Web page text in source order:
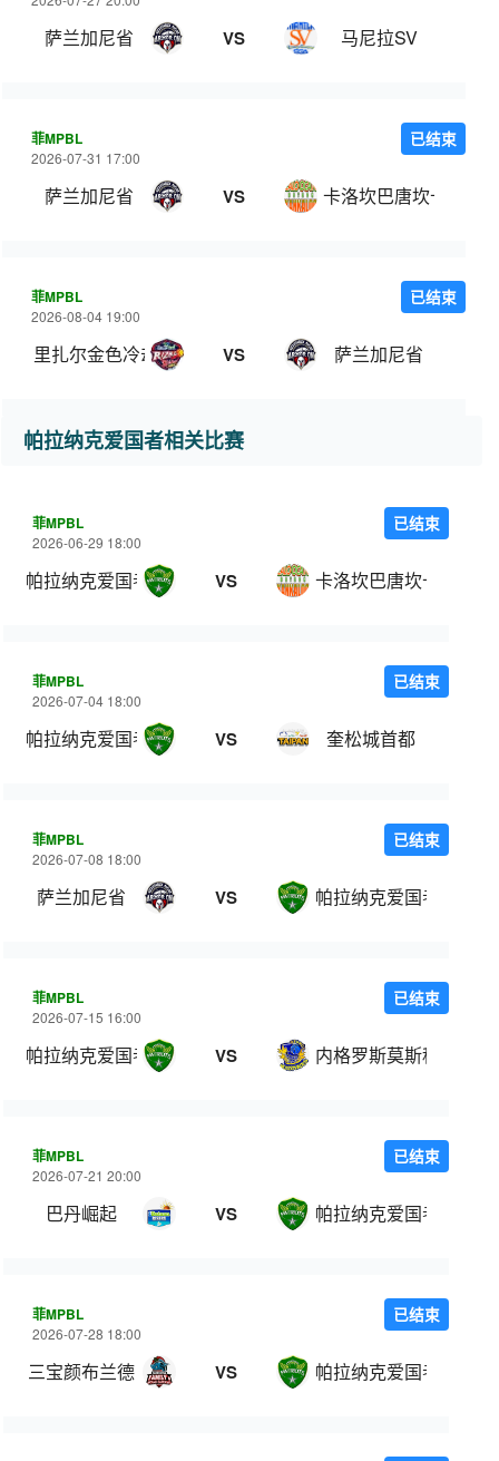
萨兰加尼省 VS 马尼拉SV
菲MPBL
2026-07-31 17:00
萨兰加尼省 VS 卡洛坎巴唐坎卡洛
已结束
菲MPBL
2026-08-04 19:00
里扎尔金色冷却器 VS 萨兰加尼省
已结束
帕拉纳克爱国者相关比赛
菲MPBL
2026-06-29 18:00
帕拉纳克爱国者 VS 卡洛坎巴唐坎卡洛
已结束
菲MPBL
2026-07-04 18:00
帕拉纳克爱国者 VS 奎松城首都
已结束
菲MPBL
2026-07-08 18:00
萨兰加尼省 VS 帕拉纳克爱国者
已结束
菲MPBL
2026-07-15 16:00
帕拉纳克爱国者 VS 内格罗斯莫斯科瓦多斯
已结束
菲MPBL
2026-07-21 20:00
巴丹崛起 VS 帕拉纳克爱国者
已结束
菲MPBL
2026-07-28 18:00
三宝颜布兰德 VS 帕拉纳克爱国者
已结束